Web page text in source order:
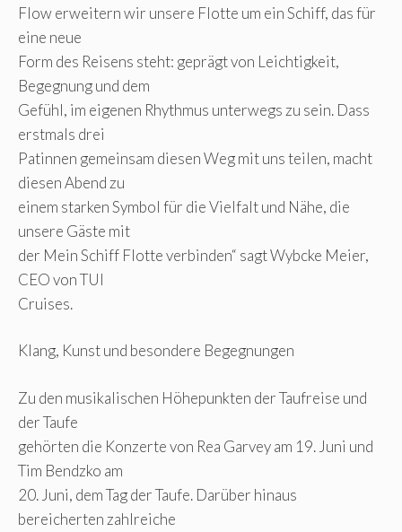
Flow erweitern wir unsere Flotte um ein Schiff, das für
eine neue
Form des Reisens steht: geprägt von Leichtigkeit,
Begegnung und dem
Gefühl, im eigenen Rhythmus unterwegs zu sein. Dass
erstmals drei
Patinnen gemeinsam diesen Weg mit uns teilen, macht
diesen Abend zu
einem starken Symbol für die Vielfalt und Nähe, die
unsere Gäste mit
der Mein Schiff Flotte verbinden“ sagt Wybcke Meier,
CEO von TUI
Cruises.
Klang, Kunst und besondere Begegnungen
Zu den musikalischen Höhepunkten der Taufreise und
der Taufe
gehörten die Konzerte von Rea Garvey am 19. Juni und
Tim Bendzko am
20. Juni, dem Tag der Taufe. Darüber hinaus
bereicherten zahlreiche